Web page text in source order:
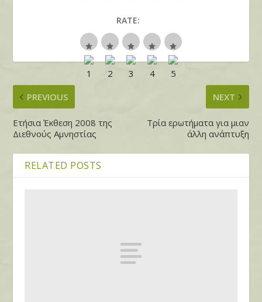
RATE:
PREVIOUS
Ετήσια Έκθεση 2008 της
Διεθνούς Αμνηστίας
NEXT
Τρία ερωτήματα για μιαν
άλλη ανάπτυξη
RELATED POSTS